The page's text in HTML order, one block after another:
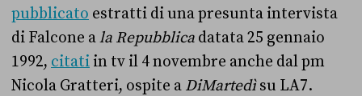
pubblicato estratti di una presunta intervista
di Falcone ala Repubblica datata 25 gennaio
1992, citati in tv il 4 novembre anche dal pm
Nicola Gratteri, ospite a DiMartedìsu LA7.